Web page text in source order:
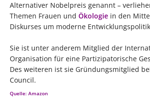
Alternativer Nobelpreis genannt –
Themen Frauen und Ökologie in den
Diskurses um moderne
Sie ist unter anderem Mitglied der
Organisation für eine Partizipatorische
Des weiteren ist sie Gründungsmitglied
Council.
Quelle: Amazon